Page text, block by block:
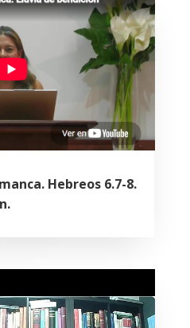
Hebreos 6.7-8.